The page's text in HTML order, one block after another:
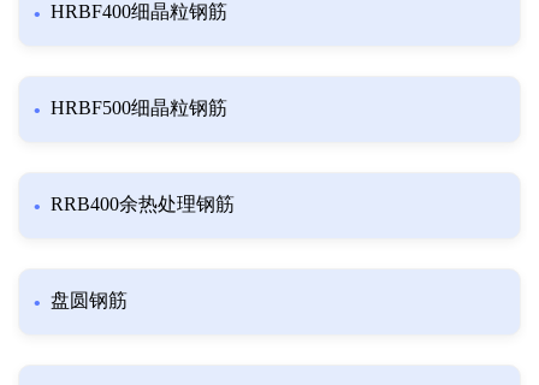
HRBF400细晶粒钢筋
HRBF500细晶粒钢筋
RRB400余热处理钢筋
盘圆钢筋